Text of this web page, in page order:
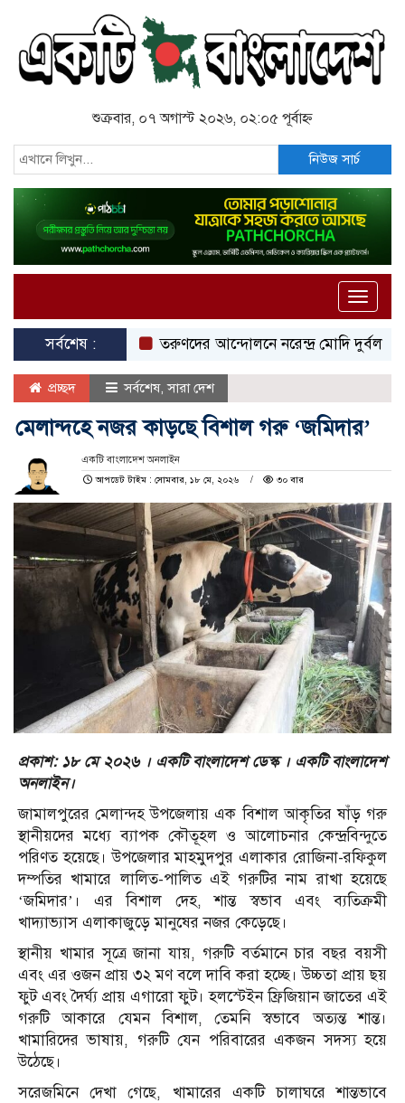
শুক্রবার, ০৭ অগাস্ট ২০২৬, ০২:০৫ পূর্বাহ্ন
নিউজ সার্চ
Toggle
সর্বশেষ :
তরুণদের আন্দোলনে নরেন্দ্র মোদি দুর্বল হয়েছেন:
প্রচ্ছদ সর্বশেষ,সারা দেশ
মেলান্দহে নজর কাড়ছে বিশাল গরু ‘জমিদার’
একটি বাংলাদেশ অনলাইন
আপডেট টাইম : সোমবার, ১৮ মে, ২০২৬
৩০ বার
প্রকাশ: ১৮ মে ২০২৬ । একটি বাংলাদেশ ডেস্ক । একটি বাংলাদেশ
অনলাইন।
জামালপুরের মেলান্দহ উপজেলায় এক বিশাল আকৃতির ষাঁড় গরু
স্থানীয়দের মধ্যে ব্যাপক কৌতূহল ও আলোচনার কেন্দ্রবিন্দুতে
পরিণত হয়েছে। উপজেলার মাহমুদপুর এলাকার রোজিনা-রফিকুল
দম্পতির খামারে লালিত-পালিত এই গরুটির নাম রাখা হয়েছে
‘জমিদার’। এর বিশাল দেহ, শান্ত স্বভাব এবং ব্যতিক্রমী
খাদ্যাভ্যাস এলাকাজুড়ে মানুষের নজর কেড়েছে।
স্থানীয় খামার সূত্রে জানা যায়, গরুটি বর্তমানে চার বছর বয়সী
এবং এর ওজন প্রায় ৩২ মণ বলে দাবি করা হচ্ছে। উচ্চতা প্রায় ছয়
ফুট এবং দৈর্ঘ্য প্রায় এগারো ফুট। হলস্টেইন ফ্রিজিয়ান জাতের এই
গরুটি আকারে যেমন বিশাল, তেমনি স্বভাবে অত্যন্ত শান্ত।
খামারিদের ভাষায়, গরুটি যেন পরিবারের একজন সদস্য হয়ে
উঠেছে।
সরেজমিনে দেখা গেছে, খামারের একটি চালাঘরে শান্তভাবে